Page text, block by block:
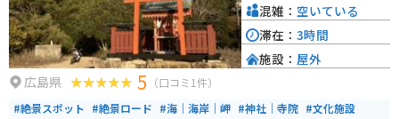
広島県 5 （口コミ1件）
#絶景スポット #絶景ロード #海｜海岸｜岬 #神社｜寺院 #文化施設
混雑： 空いている
滞在： 3時間
施設： 屋外